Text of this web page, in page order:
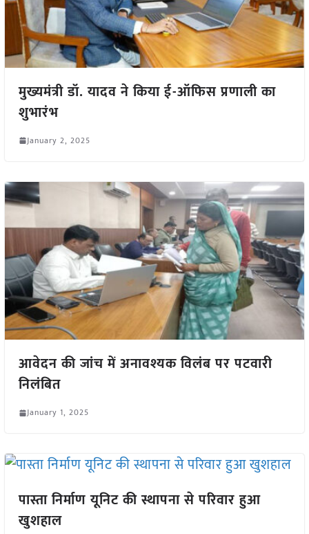
मुख्यमंत्री डॉ. यादव ने किया ई-ऑफिस प्रणाली का
शुभारंभ
January 2, 2025
आवेदन की जांच में अनावश्यक विलंब पर पटवारी
निलंबित
January 1, 2025
पास्ता निर्माण यूनिट की स्थापना से परिवार हुआ
खुशहाल